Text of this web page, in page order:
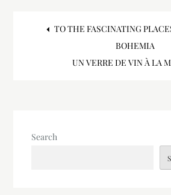
Post
navigation
TO THE FASCINATING
BOHEMIA
UN VERRE DE VIN À LA
Search